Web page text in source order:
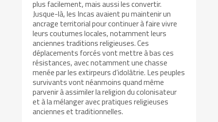
plus facilement, mais aussi les convertir.
Jusque-là, les Incas avaient pu maintenir un
ancrage territorial pour continuer à faire vivre
leurs coutumes locales, notamment leurs
anciennes traditions religieuses. Ces
déplacements forcés vont mettre à bas ces
résistances, avec notamment une chasse
menée par les extirpeurs d’idolâtrie. Les peuples
survivants vont néanmoins quand même
parvenir à assimiler la religion du colonisateur
et à la mélanger avec pratiques religieuses
anciennes et traditionnelles.